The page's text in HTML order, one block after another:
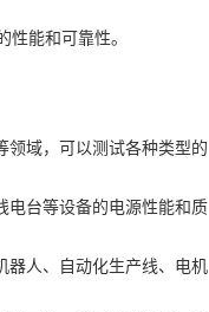
能和可靠性。
领域，可以测试各种类型的
电台等设备的电源性能和质
器人、自动化生产线、电机